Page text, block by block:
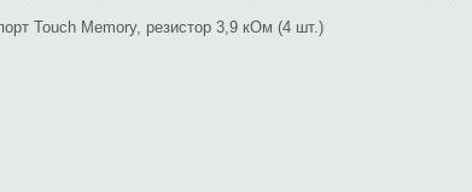
Touch Memory, резистор 3,9 кОм (4 шт.)